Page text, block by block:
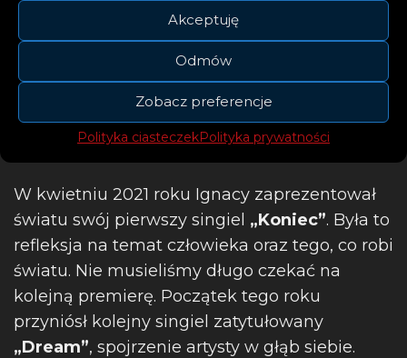
Akceptuję
Odmów
Zobacz preferencje
Polityka ciasteczekPolityka prywatności
dzieciństwie. Swoją przygodę ze śpiewem
rozpoczął w wieku 7 lat. Uczestniczył w
zajęciach Studia Piosenki Swing. W tym
miejscu zaraził się pasją, która zaowocowała
dzisiejszą karierą muzyczną oraz kolejnymi
utworami.
W kwietniu 2021 roku Ignacy zaprezentował
światu swój pierwszy singiel „Koniec”. Była to
refleksja na temat człowieka oraz tego, co robi
światu. Nie musieliśmy długo czekać na
kolejną premierę. Początek tego roku
przyniósł kolejny singiel zatytułowany
„Dream”, spojrzenie artysty w głąb siebie.